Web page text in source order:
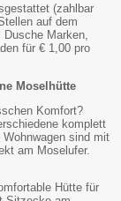
(zahlbar
auf dem
Marken,
für € 1,00 pro
Moselhütte
Komfort?
komplett
sind mit
am Moselufer.
Hütte für